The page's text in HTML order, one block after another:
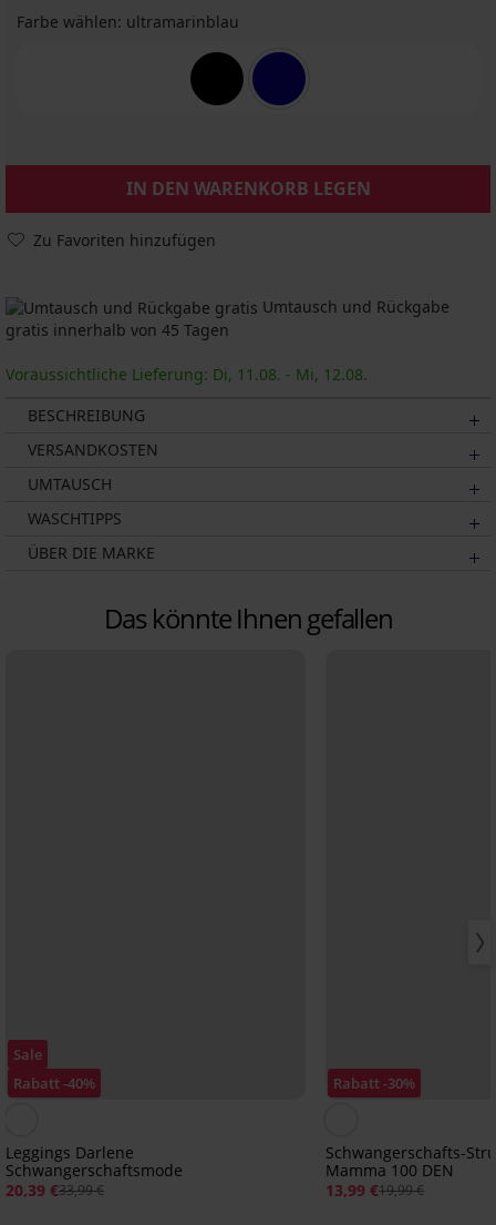
Farbe wählen: ultramarinblau
IN DEN WARENKORB LEGEN
Zu Favoriten hinzufügen
Umtausch und Rückgabe
gratis innerhalb von 45 Tagen
Voraussichtliche Lieferung: Di, 11.08. - Mi, 12.08.
BESCHREIBUNG
VERSANDKOSTEN
UMTAUSCH
WASCHTIPPS
ÜBER DIE MARKE
Das könnte Ihnen gefallen
Sale
Rabatt -40%
Leggings Darlene
Schwangerschaftsmode
20,39 €33,99 €
Rabatt -30%
Schwangerschafts-
Mamma 100 DEN
13,99 €19,99 €